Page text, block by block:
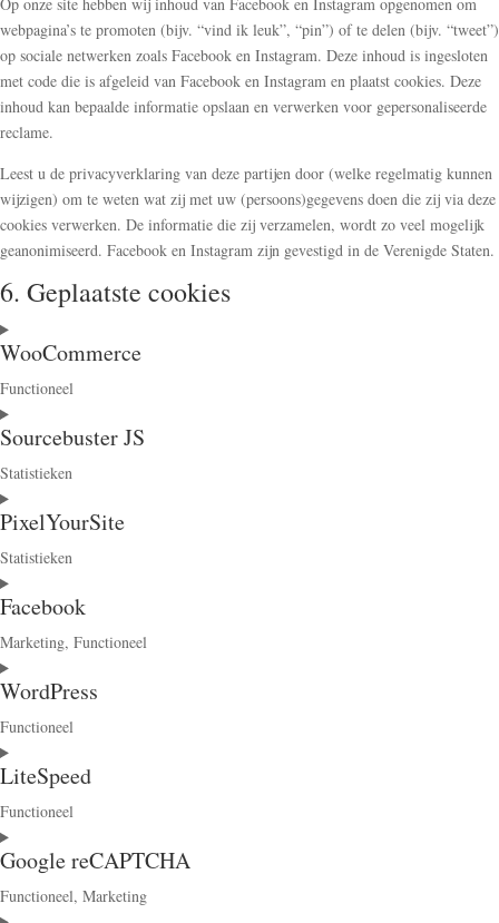
webpagina’s te promoten (bijv. “vind ik leuk”, “pin”) of te delen (bijv. “tweet”)
op sociale netwerken zoals Facebook en Instagram. Deze inhoud is ingesloten
met code die is afgeleid van Facebook en Instagram en plaatst cookies. Deze
inhoud kan bepaalde informatie opslaan en verwerken voor gepersonaliseerde
reclame.
Leest u de privacyverklaring van deze partijen door (welke regelmatig kunnen
wijzigen) om te weten wat zij met uw (persoons)gegevens doen die zij via deze
cookies verwerken. De informatie die zij verzamelen, wordt zo veel mogelijk
geanonimiseerd. Facebook en Instagram zijn gevestigd in de Verenigde Staten.
6. Geplaatste cookies
WooCommerce
Functioneel
Consent
to
service
woocommerce
Sourcebuster JS
Statistieken
Consent
to
service
sourcebuster-
js
PixelYourSite
Statistieken
Consent
to
service
pixelyoursite
Facebook
Marketing, Functioneel
Consent
to
service
facebook
WordPress
Functioneel
Consent
to
service
wordpress
LiteSpeed
Functioneel
Consent
to
service
litespeed
Google reCAPTCHA
Functioneel, Marketing